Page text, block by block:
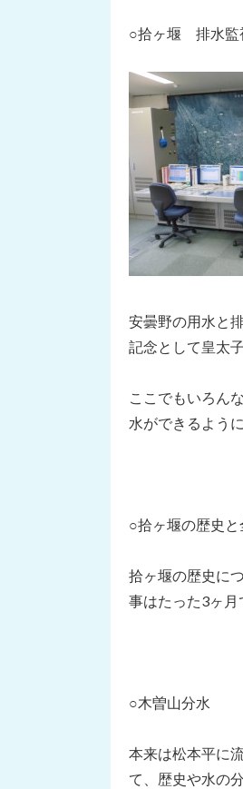
○拾ヶ堰 排水監
安曇野の用水と
記念として皇太
ここでもいろん
水ができるよう
○拾ヶ堰の歴史と
拾ヶ堰の歴史に
事はたった3ヶ月
○木曽山分水
本来は松本平に
て、歴史や水の